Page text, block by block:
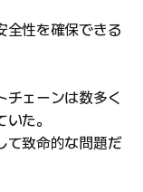
全性を確保できる
チェーンは数多く
た。
て致命的な問題だ